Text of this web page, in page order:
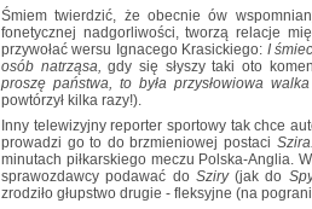
Śmiem twierdzić, że obecnie ów
fonetycznej nadgorliwości, tworzą relacje
przywołać wersu Ignacego Krasickiego: I
osób natrząsa,
gdy się słyszy taki oto
proszę państwa, to była przysłowiowa
powtórzył kilka razy!).
Inny telewizyjny reporter sportowy tak chce
prowadzi go to do brzmieniowej postaci Szira.
minutach piłkarskiego meczu Polska-Anglia.
sprawozdawcy podawać do Sziry(jak do
zrodziło głupstwo drugie - fleksyjne (na